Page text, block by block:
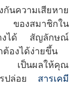
นความเสียหาย
ของสมาชิกใน
างได้ สัญลักษณ์
องได้ง่ายขึ้น
เป็นผลให้คุณ
ปล่อย สารเคมี